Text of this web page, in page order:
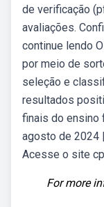
de verificação
avaliações.
continue lendo
por meio de
seleção e
resultados
finais do ensino
agosto de 2024
Acesse o site
For more